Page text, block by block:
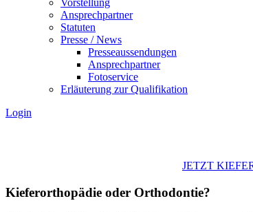
Vorstellung
Ansprechpartner
Statuten
Presse / News
Presseaussendungen
Ansprechpartner
Fotoservice
Erläuterung zur Qualifikation
Login
JETZT
Kieferorthopädie oder Orthodontie?